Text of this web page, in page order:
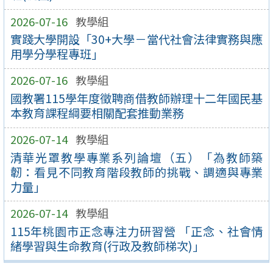
2026-07-16 教學組
實踐大學開設「30+大學－當代社會法律實務與應
用學分學程專班」
2026-07-16 教學組
國教署115學年度徵聘商借教師辦理十二年國民基
本教育課程綱要相關配套推動業務
2026-07-14 教學組
清華光罩教學專業系列論壇（五）「為教師築
韌：看見不同教育階段教師的挑戰、調適與專業
力量」
2026-07-14 教學組
115年桃園市正念專注力研習營 「正念、社會情
緒學習與生命教育(行政及教師梯次)」